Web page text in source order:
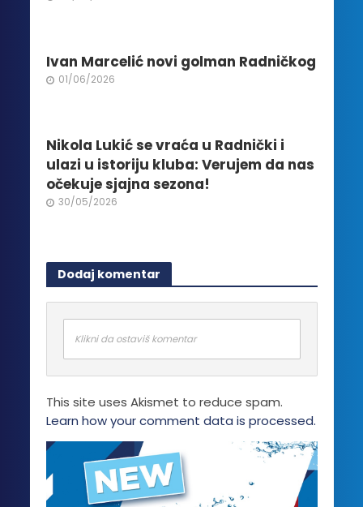
Ivan Marcelić novi golman Radničkog
01/06/2026
Nikola Lukić se vraća u Radnički i
ulazi u istoriju kluba: Verujem da nas
očekuje sjajna sezona!
30/05/2026
Dodaj komentar
Klikni da ostaviš komentar
This site uses Akismet to reduce spam.
Learn how your comment data is processed.